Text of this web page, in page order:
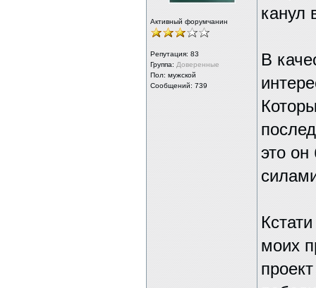
Активный форумчанин
Репутация: 83
Группа: Доверенные
Пол: мужской
Сообщений: 739
канул
В
это
моих